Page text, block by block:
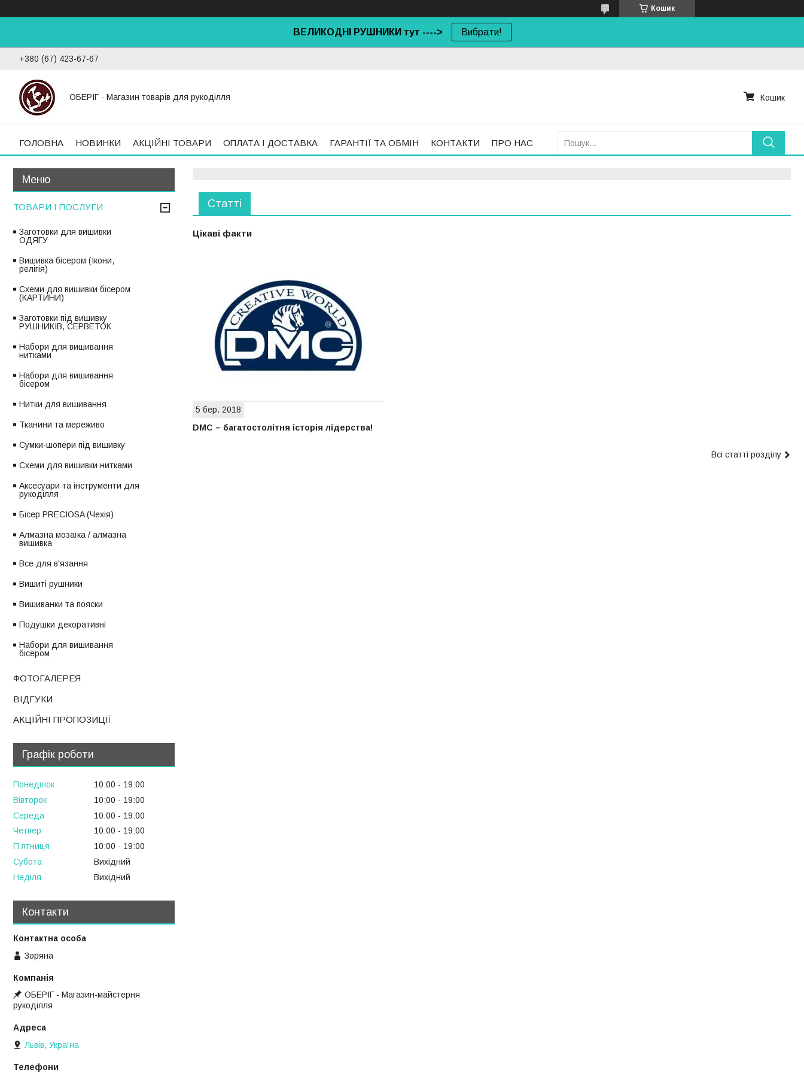
Кошик
ВЕЛИКОДНІ РУШНИКИ тут ----> Вибрати!
+380 (67) 423-67-67
ОБЕРІГ - Магазин товарів для рукоділля Кошик
ГОЛОВНА НОВИНКИ АКЦІЙНІ ТОВАРИ ОПЛАТА І ДОСТАВКА ГАРАНТІЇ ТА ОБМІН КОНТАКТИ ПРО НАС
Статті
Цікаві факти
5 бер. 2018
DMC – багатостолітня історія лідерства!
Всі статті розділу
ТОВАРИ І ПОСЛУГИ
Заготовки для вишивки
ОДЯГУ
Вишивка бісером (Ікони,
релігія)
Схеми для вишивки бісером
(КАРТИНИ)
Заготовки під вишивку
РУШНИКІВ, СЕРВЕТОК
Набори для вишивання
нитками
Набори для вишивання
бісером
Нитки для вишивання
Тканини та мереживо
Сумки-шопери під вишивку
Схеми для вишивки нитками
Аксесуари та інструменти для
рукоділля
Бісер PRECIOSA (Чехія)
Алмазна мозаїка / алмазна
вишивка
Все для в'язання
Вишиті рушники
Вишиванки та пояски
Подушки декоративні
Набори для вишивання
бісером
ФОТОГАЛЕРЕЯ
ВІДГУКИ
АКЦІЙНІ ПРОПОЗИЦІЇ
Графік роботи
Понеділок 10:00
19:00
Вівторок
10:00
19:00
Середа
10:00
19:00
Четвер
10:00
19:00
Пʼятниця
10:00
19:00
Субота
Вихідний
Неділя
Вихідний
Контакти
Зоряна
ОБЕРІГ - Магазин-майстерня
рукоділля
Львів, Україна